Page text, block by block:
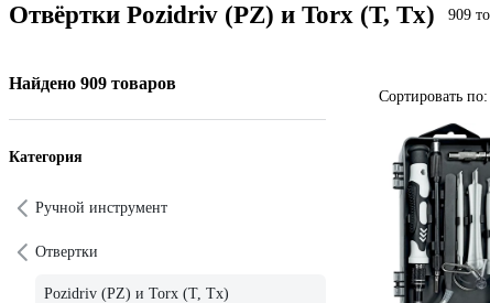
Отвёртки Pozidriv (PZ) и Torx (T, Tx) 909
Найдено 909 товаров
Категория
Ручной инструмент
Отвертки
Pozidriv (PZ) и Torx (T, Tx)
Сортировать по: